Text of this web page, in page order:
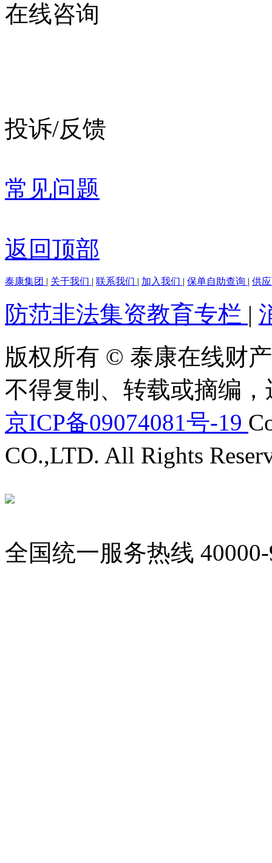
在线咨询
投诉/反馈
常见问题
返回顶部
泰康集团 | 关于我们 | 联系我们 | 加入我们 | 保单自助查询 | 供
防范非法集资教育专栏 |
版权所有 © 泰康在线财
不得复制、转载或摘编
京ICP备09074081号-19
CO.,LTD. All Rights
全国统一服务热线